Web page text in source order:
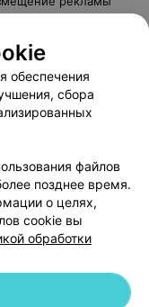
оплаты
Республика Беларусь,
обеспечения
сбора
файлов
позднее время.
о целях,
cookie вы
обработки